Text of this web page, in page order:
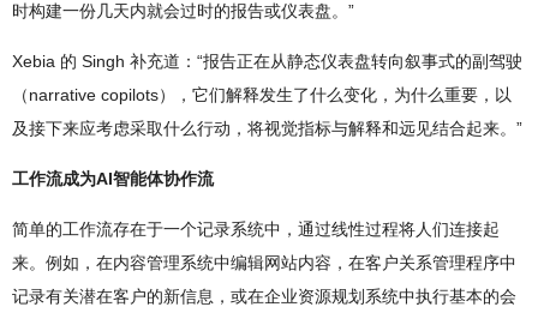
时构建一份几天内就会过时的报告或仪表盘。”
Xebia 的 Singh 补充道：“报告正在从静态仪表盘转向叙事式的副驾驶
（narrative copilots），它们解释发生了什么变化，为什么重要，以
及接下来应考虑采取什么行动，将视觉指标与解释和远见结合起来。”
工作流成为AI智能体协作流
简单的工作流存在于一个记录系统中，通过线性过程将人们连接起
来。例如，在内容管理系统中编辑网站内容，在客户关系管理程序中
记录有关潜在客户的新信息，或在企业资源规划系统中执行基本的会